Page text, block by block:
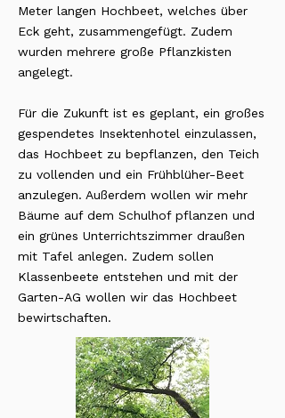
Meter langen Hochbeet, welches über
Eck geht, zusammengefügt. Zudem
wurden mehrere große Pflanzkisten
angelegt.
Für die Zukunft ist es geplant, ein großes
gespendetes Insektenhotel einzulassen,
das Hochbeet zu bepflanzen, den Teich
zu vollenden und ein Frühblüher-Beet
anzulegen. Außerdem wollen wir mehr
Bäume auf dem Schulhof pflanzen und
ein grünes Unterrichtszimmer draußen
mit Tafel anlegen. Zudem sollen
Klassenbeete entstehen und mit der
Garten-AG wollen wir das Hochbeet
bewirtschaften.